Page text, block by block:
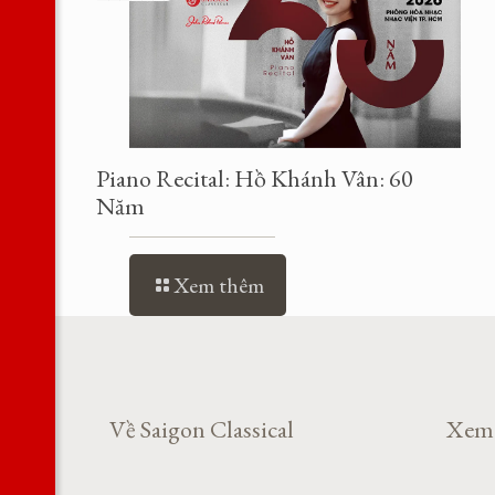
Piano Recital: Hồ Khánh Vân: 60
Năm
Xem thêm
Về Saigon Classical